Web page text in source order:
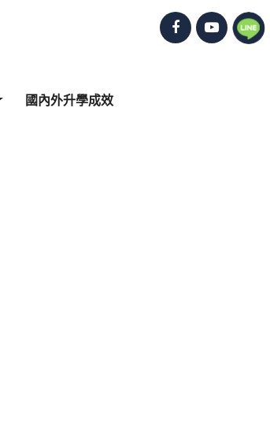
國內外升學成效